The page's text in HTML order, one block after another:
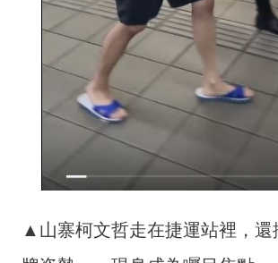
▲山寨柯文哲走在捷運站裡，還